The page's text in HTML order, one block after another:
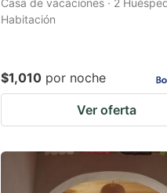
Casa de vacaciones · 2
Habitación
$1,010 por noche
Ver oferta